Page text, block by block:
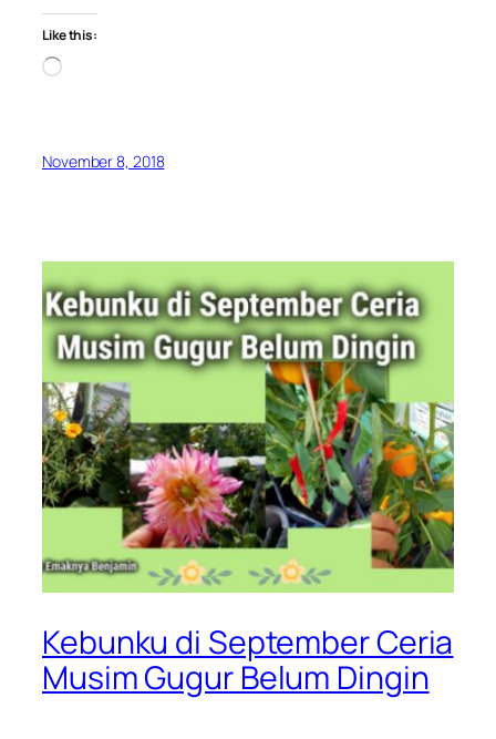
Like this:
Loading…
November 8, 2018
Kebunku di September Ceria
Musim Gugur Belum Dingin